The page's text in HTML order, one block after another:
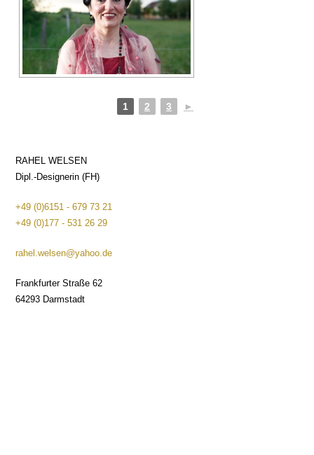
1 2 3 ►
RAHEL WELSEN
Dipl.-Designerin (FH)
+49 (0)6151 - 679 73 21
+49 (0)177 - 531 26 29
rahel.welsen@yahoo.de
Frankfurter Straße 62
64293 Darmstadt